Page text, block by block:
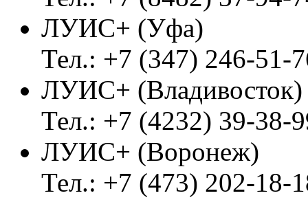
ЛУИС+ (Уфа)
Тел.: +7 (347) 246-51-
ЛУИС+
Тел.: +7 (4232) 39-38-
ЛУИС+ (Воронеж)
Тел.: +7 (473) 202-18-